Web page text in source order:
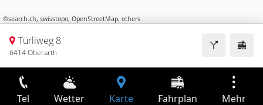
©search.ch, swisstopo, OpenStreetMap, others
Türliweg 8
6414 Oberarth
Tel Wetter Karte Fahrplan Mehr